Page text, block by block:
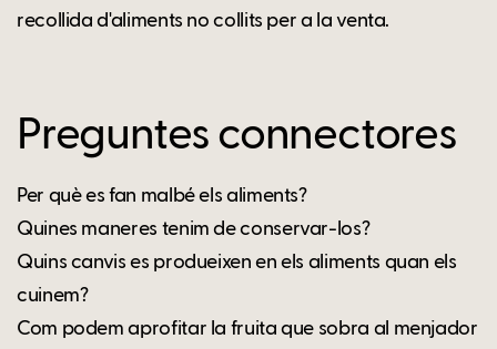
recollida d'aliments no collits per a la venta.
Preguntes connectores
Per què es fan malbé els aliments?
Quines maneres tenim de conservar-los?
Quins canvis es produeixen en els aliments quan els
cuinem?
Com podem aprofitar la fruita que sobra al menjador